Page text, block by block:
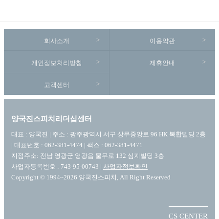
회사소개 이용약관
개인정보처리방침 제휴안내
고객센터
양국진스피치리더십센터
대표 : 양국진 | 주소 : 광주광역시 서구 상무중앙로 96 HK 복합빌딩 2층
| 대표번호 : 062-381-4474 | 팩스 : 062-381-4471
지점주소: 전남 영광군 영광읍 물무로 132 심지빌딩 3층
사업자등록번호 : 743-95-00743 | 사업자정보확인
Copyright © 1994~2026 양국진스피치, All Right Reserved
CS CENTER